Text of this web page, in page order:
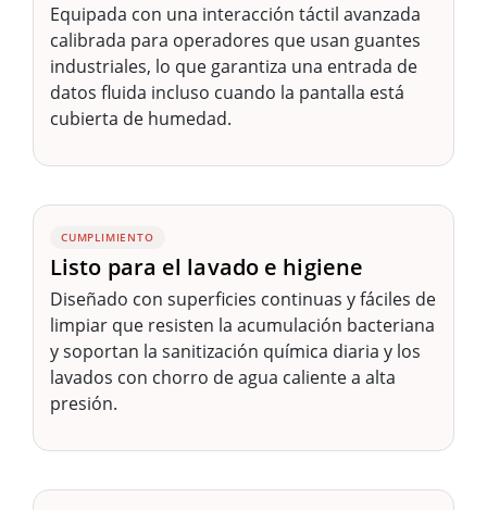
Equipada con una interacción táctil avanzada
calibrada para operadores que usan guantes
industriales, lo que garantiza una entrada de
datos fluida incluso cuando la pantalla está
cubierta de humedad.
CUMPLIMIENTO
Listo para el lavado e higiene
Diseñado con superficies continuas y fáciles de
limpiar que resisten la acumulación bacteriana
y soportan la sanitización química diaria y los
lavados con chorro de agua caliente a alta
presión.